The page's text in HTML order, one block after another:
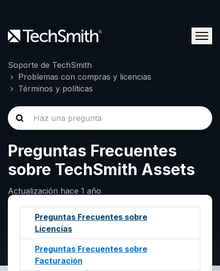
Soporte de TechSmith
Problemas con compras y licencias
Términos y políticas
Preguntas Frecuentes
sobre TechSmith Assets
Actualización hace 1 año
Preguntas Frecuentes sobre
Licencias
Preguntas Frecuentes sobre
Facturación